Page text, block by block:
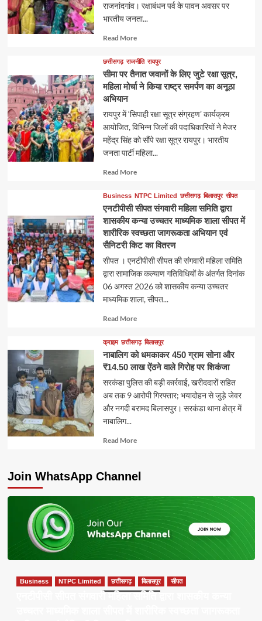
राजनांदगांव। रक्षाबंधन पर्व के पावन अवसर पर
भारतीय जनता...
Read MoreRead
about
छत्तीसगढ़ राजनीति रायपुर
सीमा पर तैनात जवानों के लिए जुटे रक्षा सूत्र,
महिला मोर्चा ने किया राष्ट्र समर्पण का अनूठा
अभियान
रायपुर में ‘सिपाही रक्षा सूत्र संग्रहण’ कार्यक्रम
आयोजित, विभिन्न जिलों की पदाधिकारियों ने मेजर
महेंद्र सिंह को सौंपे रक्षा सूत्र रायपुर। भारतीय
जनता पार्टी महिला...
Read MoreRead
about
Business NTPC Limited छत्तीसगढ़ बिलासपुर सीपत
एनटीपीसी सीपत संगवारी महिला समिति द्वारा
शासकीय कन्या उच्चतर माध्यमिक शाला सीपत में
शारीरिक स्वच्छता जागरूकता अभियान एवं
सैनिटरी किट का वितरण
सीपत । एनटीपीसी सीपत की संगवारी महिला समिति
द्वारा सामाजिक कल्याण गतिविधियों के अंतर्गत दिनांक
06 अगस्त 2026 को शासकीय कन्या उच्चतर
माध्यमिक शाला, सीपत...
Read MoreRead
about
क्राइम छत्तीसगढ़ बिलासपुर
नाबालिग को धमकाकर 450 ग्राम सोना और
₹14.50 लाख ऐंठने वाले गिरोह पर शिकंजा
सरकंडा पुलिस की बड़ी कार्रवाई, खरीददारों सहित
अब तक 9 आरोपी गिरफ्तार; भयादोहन से जुड़े जेवर
और नगदी बरामद बिलासपुर। सरकंडा थाना क्षेत्र में
नाबालिग...
Read MoreRead
Join WhatsApp Channel
Business NTPC Limited छत्तीसगढ़ बिलासपुर सीपत